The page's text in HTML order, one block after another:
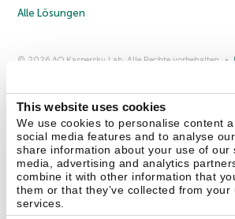
This website uses cookies
We use cookies to personalise content
social media features and to analyse
share information about your use of our
media, advertising and analytics
combine it with other information that
them or that they’ve collected from your
services.
Alle Lösungen
© 2026 AO Kaspersky Lab. Alle Rechte vorbehalten.
Kontakt Über uns Partner Blog
Weitere
Pressemitteilungen
Securelist Eugene Personal Blog Enzyklopädie